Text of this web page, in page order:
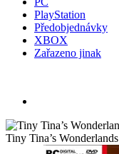
PlayStation
Předobjednávky
XBOX
Zařazeno jinak
Tiny Tina’s Wonderlands